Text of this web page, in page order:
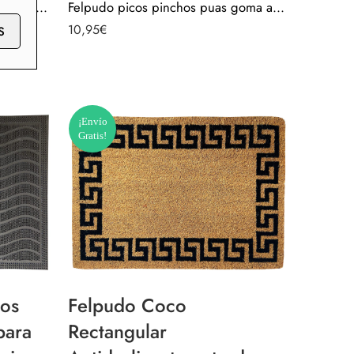
Felpudo picos pinchos puas goma antideslizante para casa piso puerta interior exterior 7165101-5 Felpudo picos pinchos puas goma antideslizante para casa piso puerta interior exterior 7165101-4
10,95€
¡Envío
Gratis!
Felpudo Coco
Rectangular